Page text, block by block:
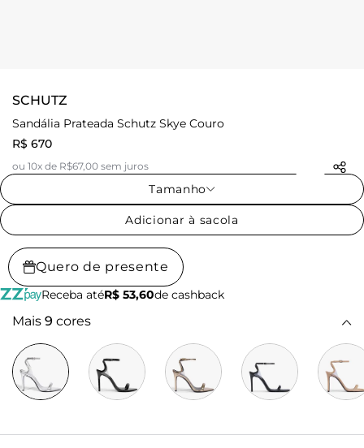
SCHUTZ
Sandália Prateada Schutz Skye Couro
R$ 670
ou 10x de R$67,00 sem juros
Tamanho
Adicionar à sacola
Quero de presente
Receba atéR$ 53,60de cashback
Mais 9 cores